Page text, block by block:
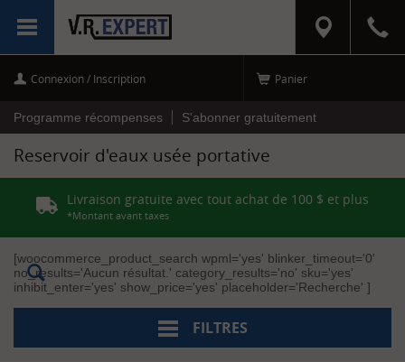
MENU
Connexion / Inscription Panier
Programme récompenses S'abonner gratuitement
Reservoir d'eaux usée portative
Livraison gratuite avec tout achat de 100 $ et plus
*Montant avant taxes
[woocommerce_product_search wpml='yes' blinker_timeout='0'
no_results='Aucun résultat.' category_results='no' sku='yes'
inhibit_enter='yes' show_price='yes' placeholder='Recherche' ]
FILTRES
RÉINITIALISER
LES FILTRES
C
t
é
o
PLOMBERIE
(1)
[+]
Sanitaires
(D'Égouts)